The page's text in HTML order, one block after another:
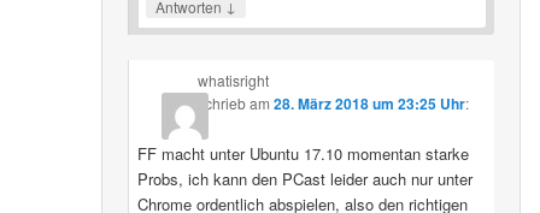
Antworten ↓
whatisright
schriebam 28. März 2018 um 23:25 Uhr:
FF macht unter Ubuntu 17.10 momentan starke
Probs, ich kann den PCast leider auch nur unter
Chrome ordentlich abspielen, also den richtigen